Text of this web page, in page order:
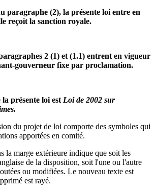
paragraphe (2), la présente loi entre en
reçoit la sanction royale.
2 (1) et (1.1) entrent en vigueur
gouverneur fixe par proclamation.
présente loi est Loi de 2002 sur
du projet de loi comporte des symboles qui
apportées en comité.
la marge extérieure indique que soit les
de la disposition, soit l'une ou l'autre
ou modifiées. Le nouveau texte est
est rayé.